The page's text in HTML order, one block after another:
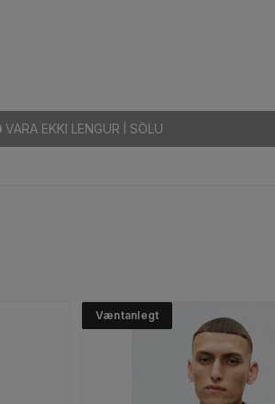
VARA EKKI LENGUR Í SÖLU
Væntanlegt